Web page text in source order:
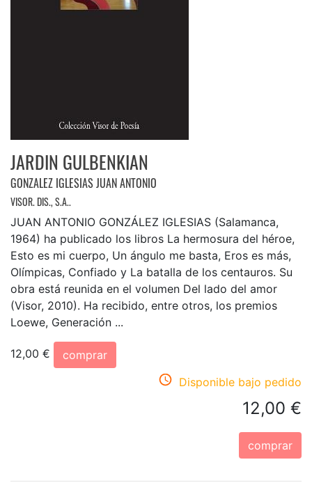
JARDIN GULBENKIAN
GONZALEZ IGLESIAS JUAN ANTONIO
VISOR. DIS., S.A..
JUAN ANTONIO GONZÁLEZ IGLESIAS (Salamanca,
1964) ha publicado los libros La hermosura del héroe,
Esto es mi cuerpo, Un ángulo me basta, Eros es más,
Olímpicas, Confiado y La batalla de los centauros. Su
obra está reunida en el volumen Del lado del amor
(Visor, 2010). Ha recibido, entre otros, los premios
Loewe, Generación ...
12,00 €
comprar
Disponible bajo pedido
12,00 €
comprar